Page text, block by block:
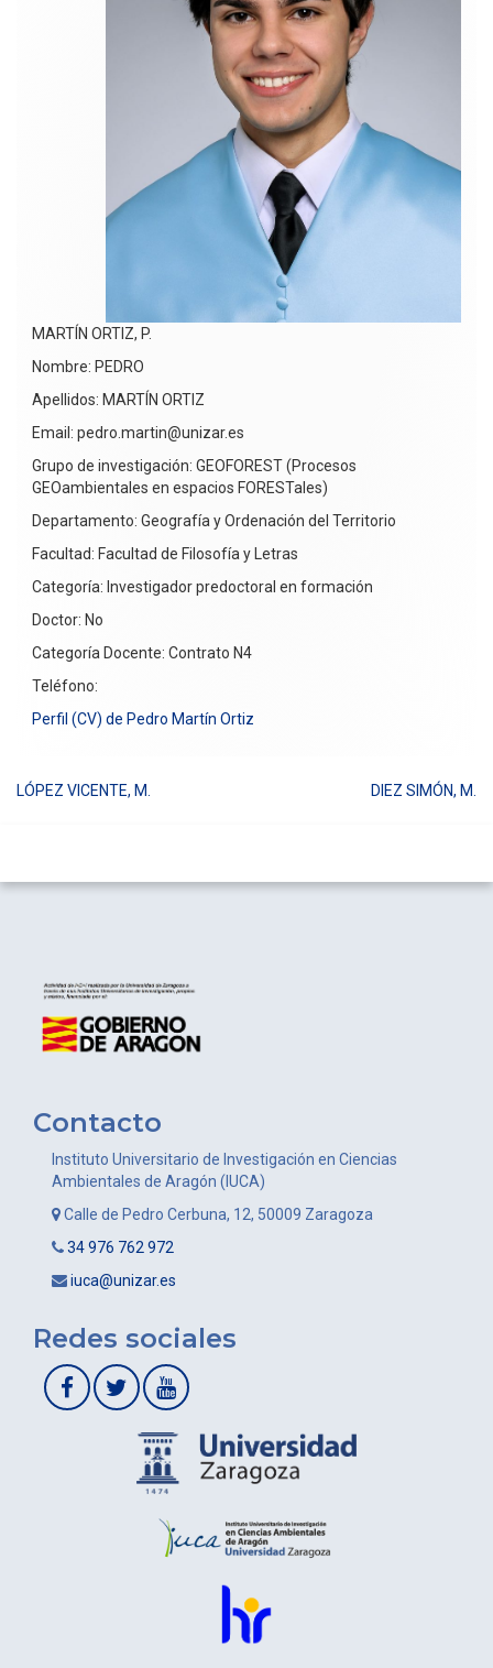
MARTÍN ORTIZ, P.
Nombre: PEDRO
Apellidos: MARTÍN ORTIZ
Email: pedro.martin@unizar.es
Grupo de investigación: GEOFOREST (Procesos
GEOambientales en espacios FORESTales)
Departamento: Geografía y Ordenación del Territorio
Facultad: Facultad de Filosofía y Letras
Categoría: Investigador predoctoral en formación
Doctor: No
Categoría Docente: Contrato N4
Teléfono:
Perfil (CV) de Pedro Martín Ortiz
entradas
LÓPEZ VICENTE, M. DIEZ SIMÓN, M.
Contacto
Instituto Universitario de Investigación en Ciencias
Ambientales de Aragón (IUCA)
Calle de Pedro Cerbuna, 12, 50009 Zaragoza
34 976 762 972
iuca@unizar.es
Redes sociales